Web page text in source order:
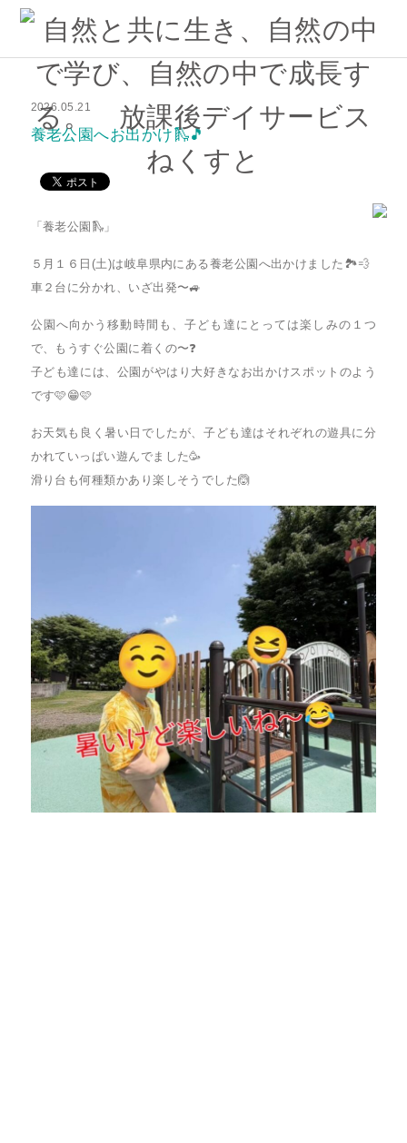
2026.05.21
養老公園へお出かけ🛝🎵
「養老公園🛝」
５月１６日(土)は岐阜県内にある養老公園へ出かけました🏞️💨
車２台に分かれ、いざ出発〜🚙
公園へ向かう移動時間も、子ども達にとっては楽しみの１つ
で、もうすぐ公園に着くの〜❓️
子ども達には、公園がやはり大好きなお出かけスポットのよう
です🩷😁🩷
お天気も良く暑い日でしたが、子ども達はそれぞれの遊具に分
かれていっぱい遊んでました🥳
滑り台も何種類かあり楽しそうでした🙆